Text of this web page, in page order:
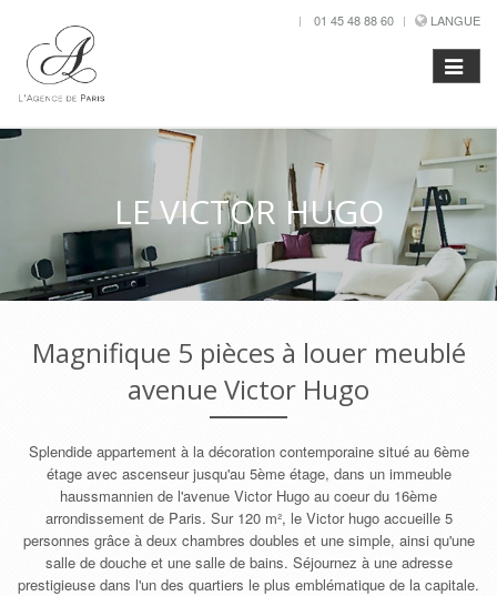
01 45 48 88 60 LANGUE
LE VICTOR HUGO
Magnifique 5 pièces à louer meublé
avenue Victor Hugo
Splendide appartement à la décoration contemporaine situé au 6ème
étage avec ascenseur jusqu'au 5ème étage, dans un immeuble
haussmannien de l'avenue Victor Hugo au coeur du 16ème
arrondissement de Paris. Sur 120 m², le Victor hugo accueille 5
personnes grâce à deux chambres doubles et une simple, ainsi qu'une
salle de douche et une salle de bains. Séjournez à une adresse
prestigieuse dans l'un des quartiers le plus emblématique de la capitale.